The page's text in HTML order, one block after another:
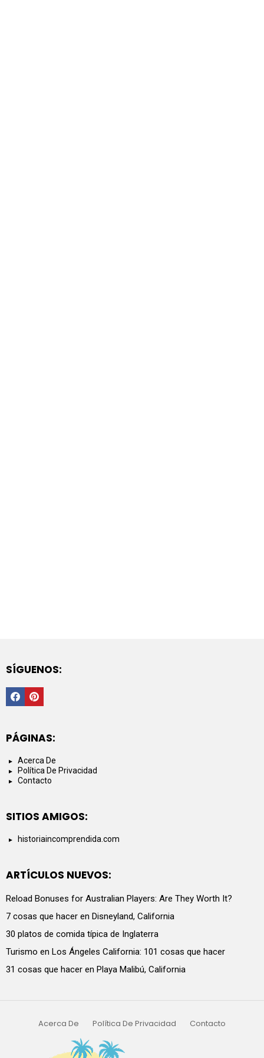
SÍGUENOS:
FacebookPInterest
PÁGINAS:
Acerca De
Política De Privacidad
Contacto
SITIOS AMIGOS:
historiaincomprendida.com
ARTÍCULOS NUEVOS:
Reload Bonuses for Australian Players: Are They Worth It?
7 cosas que hacer en Disneyland, California
30 platos de comida típica de Inglaterra
Turismo en Los Ángeles California: 101 cosas que hacer
31 cosas que hacer en Playa Malibú, California
Acerca De Política De Privacidad Contacto